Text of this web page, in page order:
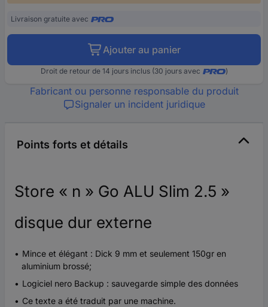
Livraison gratuite avec
Ajouter au panier
Droit de retour de 14 jours inclus (30 jours avec )
Fabricant ou personne responsable du produit
Signaler un incident juridique
Points forts et détails
Store « n » Go ALU Slim 2.5 »
disque dur externe
Mince et élégant : Dick 9 mm et seulement 150gr en
aluminium brossé;
Logiciel nero Backup : sauvegarde simple des données
Ce texte a été traduit par une machine.